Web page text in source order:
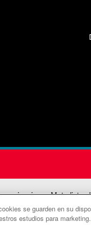
Metodistas
©2026 Comunicaciones
se guarden en su
estudios para marketing.